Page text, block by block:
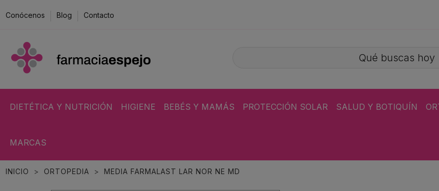
Conócenos Blog Contacto
DIETÉTICA Y NUTRICIÓN HIGIENE BEBÉS Y MAMÁS PROTECCIÓN SOLAR SALUD Y BOTIQUÍN
MARCAS
INICIO ORTOPEDIA MEDIA FARMALAST LAR NOR NE MD